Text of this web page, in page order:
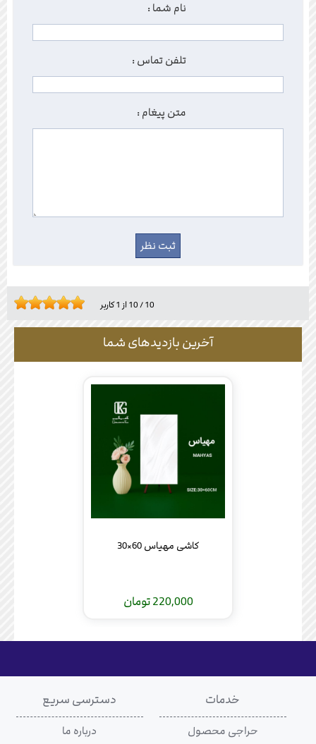
نام شما :
تلفن تماس :
متن پیغام :
10/10 از 1کاربر
آخرین بازدیدهای شما
کاشی مهیاس 60×30
220,000 تومان
خدمات
حراجی محصول
دسترسی سریع
درباره ما